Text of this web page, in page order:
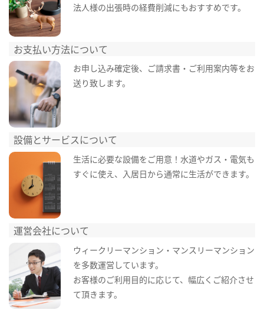
法人様の出張時の経費削減にもおすすめです。
お支払い方法について
お申し込み確定後、ご請求書・ご利用案内等をお
送り致します。
設備とサービスについて
生活に必要な設備をご用意！水道やガス・電気も
すぐに使え、入居日から通常に生活ができます。
運営会社について
ウィークリーマンション・マンスリーマンション
を多数運営しています。
お客様のご利用目的に応じて、幅広くご紹介させ
て頂きます。